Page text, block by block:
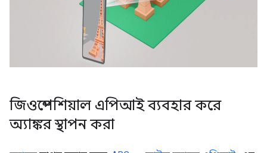
জিওস্পেশিয়াল এপিআই ব্যবহার করে
অ্যাঙ্কর স্থাপন করা